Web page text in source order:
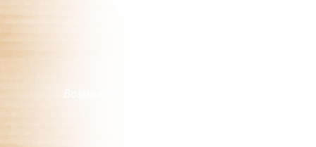
Возможен наличный и безналичный